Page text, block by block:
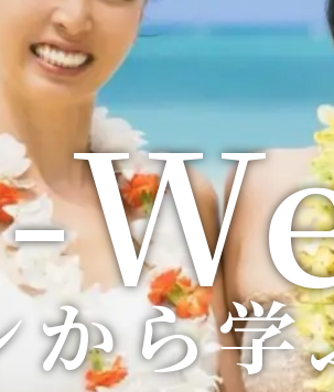
から
から
から
から
から
から
から
から
から